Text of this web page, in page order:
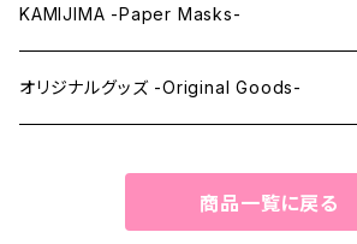
ウィッグメンテナンス -Wig Maintenance-
KAMIJIMA -Paper Masks-
ペーパーマスク -Paper Masks-
オリジナルグッズ -Original Goods-
商品一覧に戻る